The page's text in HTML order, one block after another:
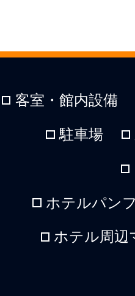
客室・館内設備
駐車場
ホテルパン
ホテル周辺